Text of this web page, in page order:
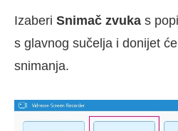
Izaberi Snimač zvuka s
s glavnog sučelja i donijet
snimanja.